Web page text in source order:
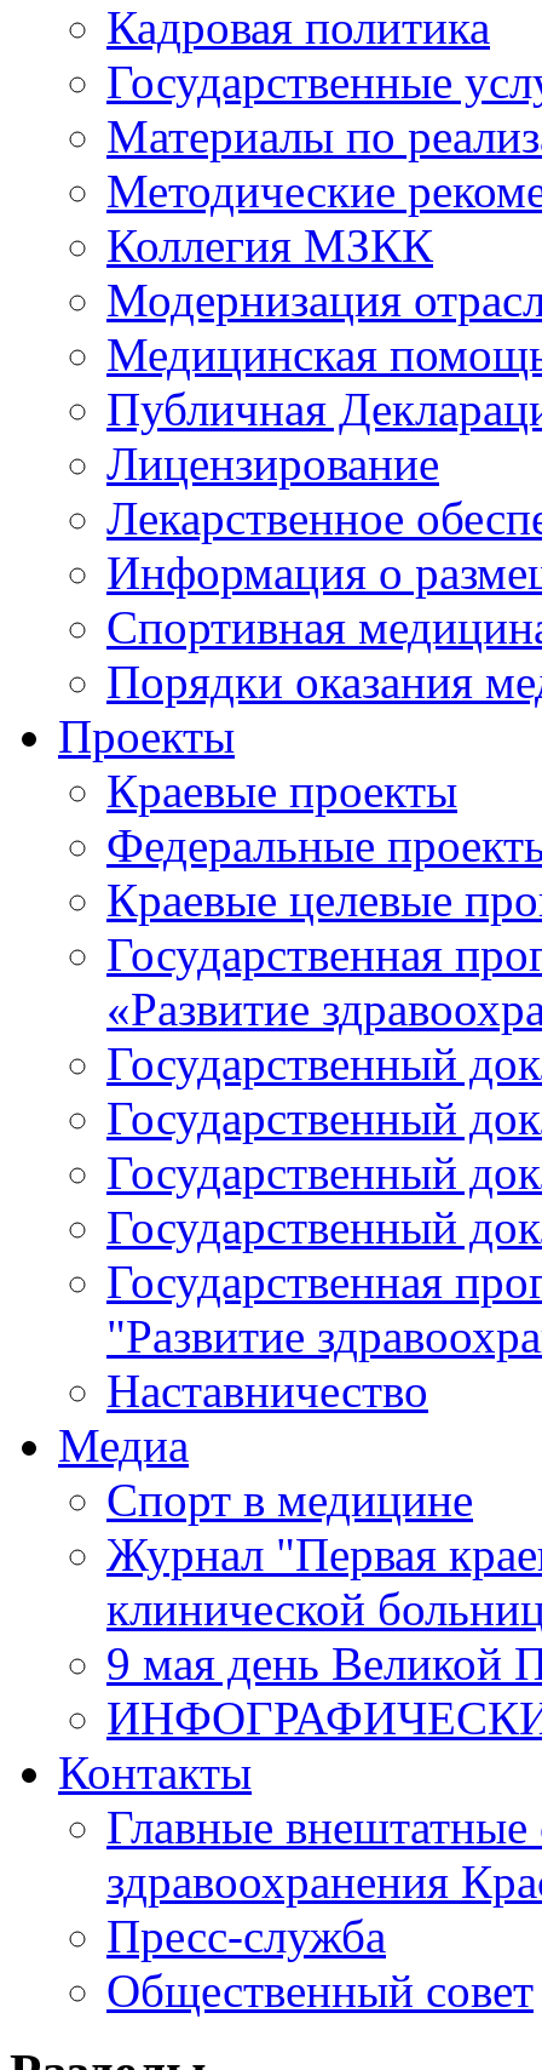
Кадровая политика
Государственные
Материалы по
Методические
Коллегия МЗКК
Модернизация
Медицинская
Публичная
Лицензирование
Лекарственное
Информация о
Спортивная
Порядки оказания
Проекты
Краевые проекты
Федеральные
Краевые целевые
Государственная
«Развитие
Государственный
Государственный
Государственный
Государственный
Государственная
"Развитие
Наставничество
Медиа
Спорт в медицине
Журнал "Первая
клинической
9 мая день Великой
Контакты
Главные внештатные
здравоохранения
Пресс-служба
Общественный совет